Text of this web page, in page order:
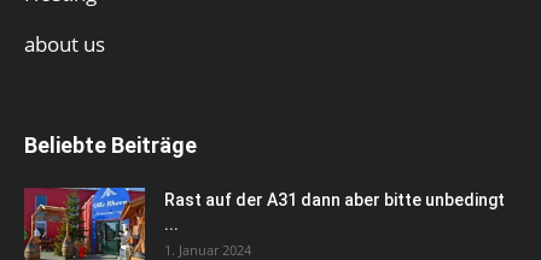
about us
Beliebte Beiträge
Rast auf der A31 dann aber bitte unbedingt
...
1. Januar 2024